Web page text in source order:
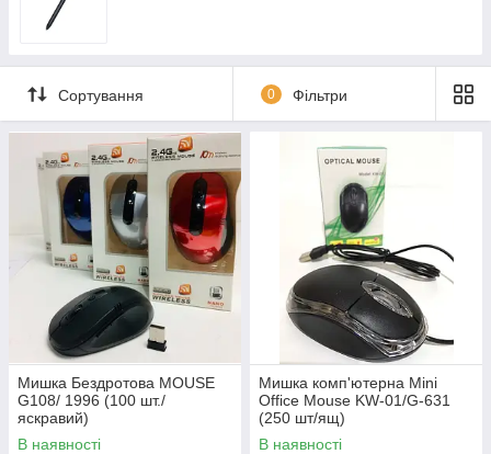
Сортування 0 Фільтри
Мишка Бездротова MOUSE
G108/ 1996 (100 шт./
яскравий)
В наявності
Мишка комп'ютерна Mini
Office Mouse KW-01/G-631
(250 шт/ящ)
В наявності